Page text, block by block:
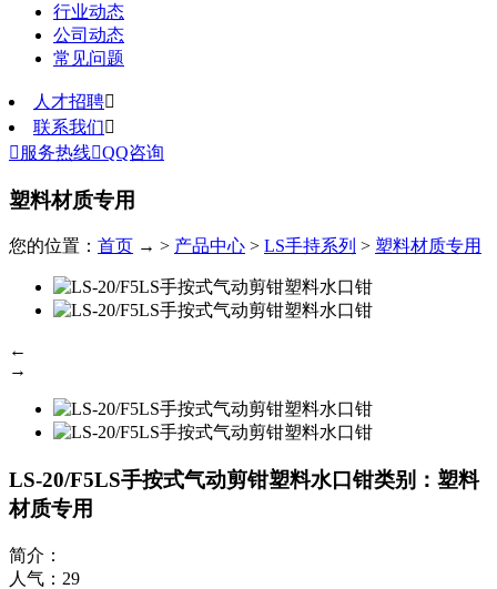
行业动态
公司动态
常见问题
人才招聘
联系我们
 服务热线QQ咨询
塑料材质专用
您的位置： 首页 → > 产品中心 > LS手持系列 > 塑料材质专用
←
→
LS-20/F5LS手按式气动剪钳塑料水口钳类别：塑料
材质专用
简介：
人气： 29